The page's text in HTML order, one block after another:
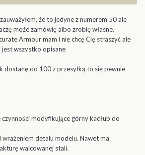
że to jedyne z numerem 50 ale
może zamówię albo zrobię własne.
Armour mam i nie chcę Cię straszyć ale
jest wszystko opisane
dostanę do 100 z przesyłką to się pewnie
czynności modyfikujące górny kadłub do
detalu modelu. Nawet ma
walcowanej stali.